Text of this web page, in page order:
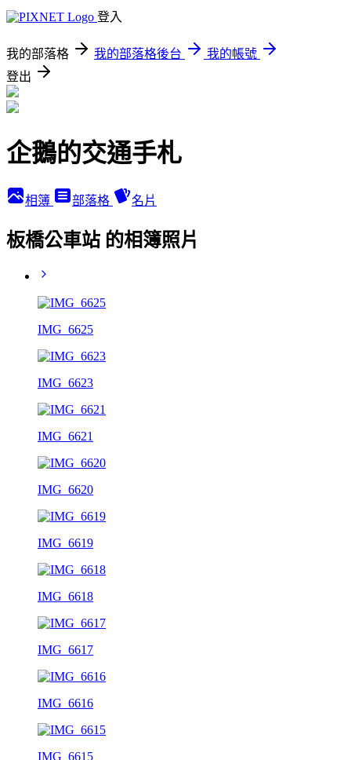
登入
我的部落格 我的部落格後台
我的帳號
登出
企鵝的交通手札
相簿 部落格 名片
板橋公車站 的相簿照片
IMG_6625
IMG_6623
IMG_6621
IMG_6620
IMG_6619
IMG_6618
IMG_6617
IMG_6616
IMG_6615